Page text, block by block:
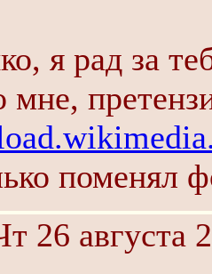
я рад за
мне,
поменял
26 августа